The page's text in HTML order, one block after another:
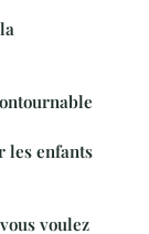
les enfants
voulez